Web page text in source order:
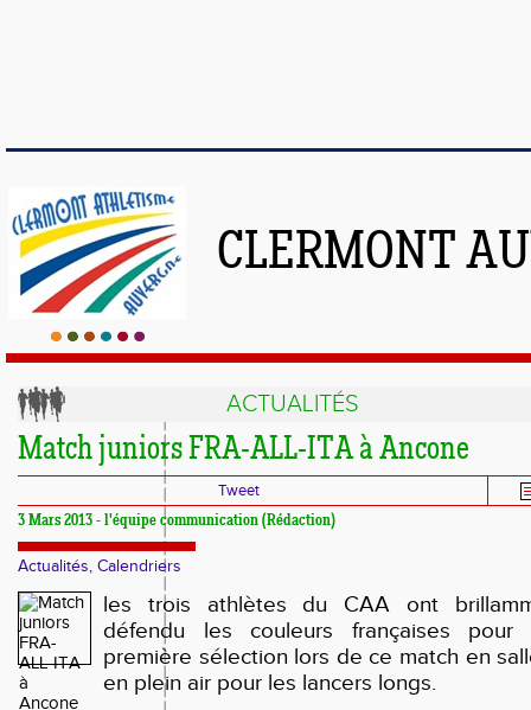
CLERMONT
ACTUALITÉS
Match juniors FRA-ALL-ITA à Ancone
Tweet
3 Mars 2013 - l'équipe communication (Rédaction)
Actualités, Calendriers
les trois athlètes du CAA ont
défendu les couleurs françaises pour
première sélection lors de ce match en
en plein air pour les lancers longs.